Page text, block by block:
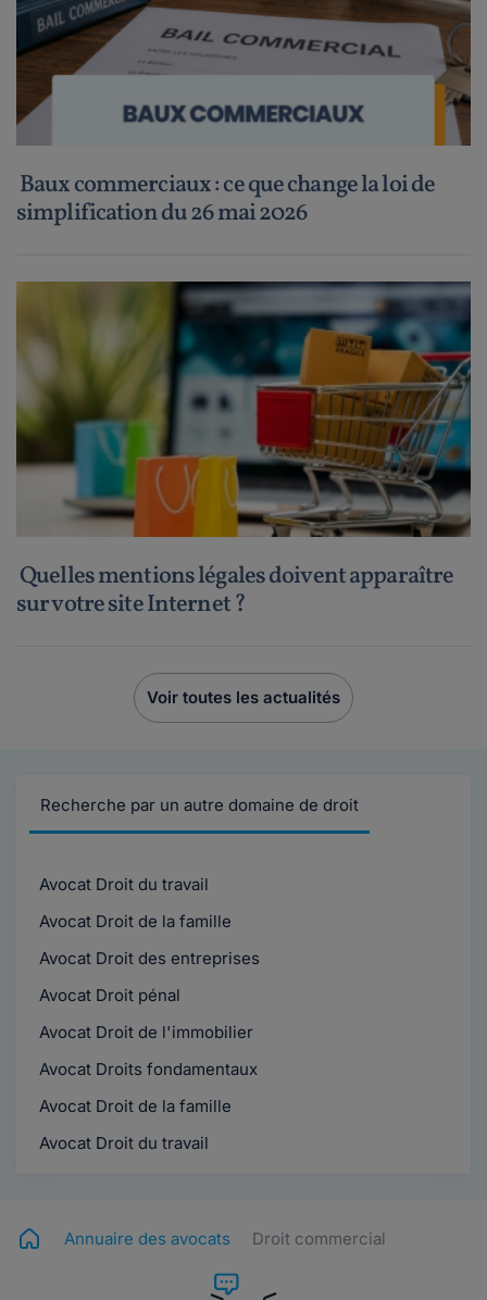
Baux commerciaux : ce que change la loi de
simplification du 26 mai 2026
Quelles mentions légales doivent apparaître
sur votre site Internet ?
Voir toutes les actualités
Recherche par un autre domaine de droit
Avocat Droit du travail
Avocat Droit de la famille
Avocat Droit des entreprises
Avocat Droit pénal
Avocat Droit de l'immobilier
Avocat Droits fondamentaux
Avocat Droit de la famille
Avocat Droit du travail
Annuaire des avocats Droit commercial